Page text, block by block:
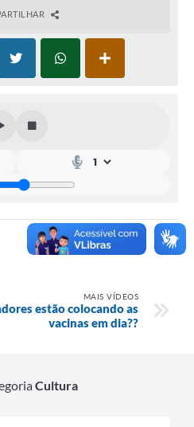
MAIS VÍDEOS
estão colocando as
vacinas em dia??
Cultura